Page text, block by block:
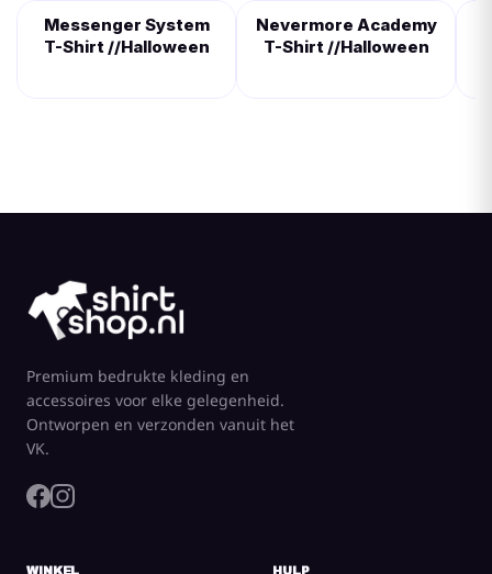
Messenger System
T-Shirt //Halloween
Nevermore Academy
T-Shirt //Halloween
Premium bedrukte kleding en
accessoires voor elke gelegenheid.
Ontworpen en verzonden vanuit het
VK.
WINKEL HULP